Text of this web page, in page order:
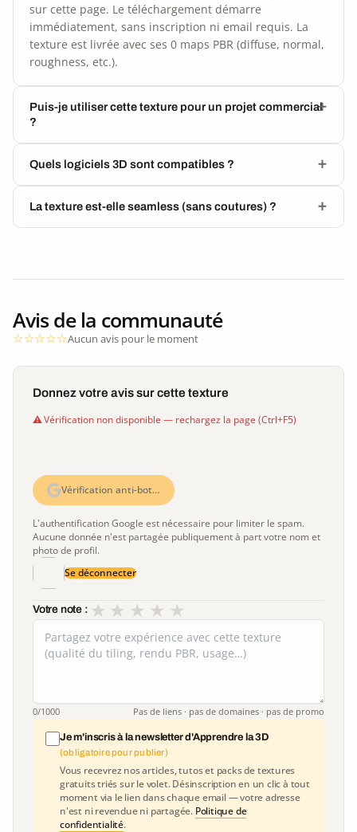
sur cette page. Le téléchargement démarre
immédiatement, sans inscription ni email requis. La
texture est livrée avec ses 0 maps PBR (diffuse, normal,
roughness, etc.).
Puis-je utiliser cette texture pour un projet commercial
?
Quels logiciels 3D sont compatibles ?
La texture est-elle seamless (sans coutures) ?
Avis de la communauté
Aucun avis pour le moment
Donnez votre avis sur cette texture
Vérification non disponible — rechargez la page (Ctrl+F5)
Vérification anti-bot…
L'authentification Google est nécessaire pour limiter le spam.
Aucune donnée n'est partagée publiquement à part votre nom et
photo de profil.
Se déconnecter
Votre note : ★
★
★
★
★
0/1000 Pas de liens · pas de domaines · pas de promo
Je m'inscris à la newsletter d'Apprendre la 3D
(obligatoire pour publier)
Vous recevrez nos articles, tutos et packs de textures
gratuits triés sur le volet. Désinscription en un clic à tout
moment via le lien dans chaque email — votre adresse
n'est ni revendue ni partagée. Politique de
confidentialité.